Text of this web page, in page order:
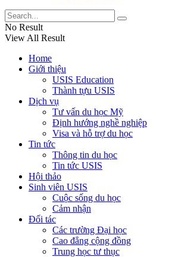
No Result
View All Result
Home
Giới thiệu
USIS Education
Thành tựu USIS
Dịch vụ
Tư vấn du học Mỹ
Định hướng nghề nghiệp
Visa và hỗ trợ du học
Tin tức
Thông tin du học
Tin tức USIS
Hội thảo
Sinh viên USIS
Cuộc sống du học
Cảm nhận
Đối tác
Các trường Đại học
Cao đẳng cộng đồng
Trung học tư thục